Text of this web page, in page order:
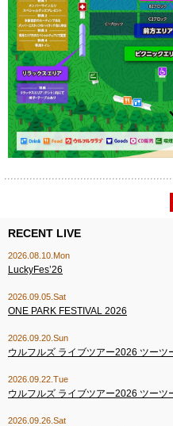
RECENT LIVE
2026.08.10.Mon
LuckyFes’26
2026.09.05.Sat
ONE PARK FESTIVAL 2026
2026.09.20.Sun
ウルフルズ ライブツアー2026 ツーツ
2026.09.22.Tue
ウルフルズ ライブツアー2026 ツーツ
2026.09.26.Sat